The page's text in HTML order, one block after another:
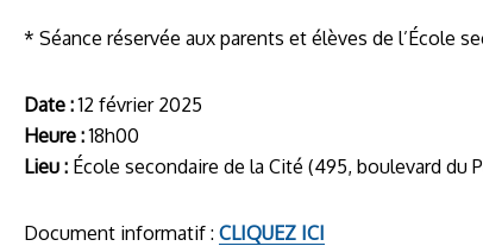
* Séance réservée aux parents et élèves de l’École
Date :12 février 2025
Heure :18h00
Lieu : École secondaire de la Cité (495, boulevard du
Document informatif : CLIQUEZ ICI